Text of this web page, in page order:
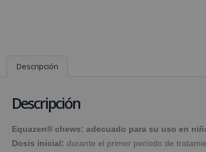
Descripción
Descripción
Equazen® chews: adecuado para su uso en
Dosis inicial: durante el primer período de